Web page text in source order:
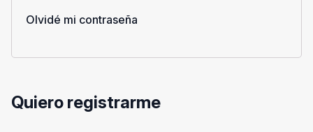
Olvidé mi contraseña
Quiero registrarme